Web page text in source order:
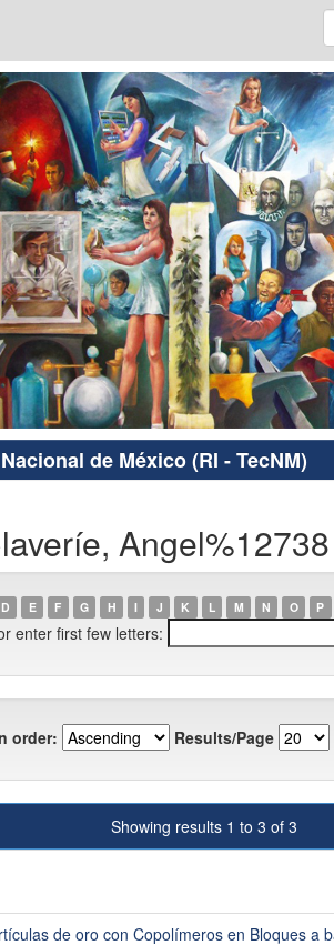
de México (RI - TecNM)
Angel%12738
D E F G H I J K L M N O P
enter first few letters:
order: Results/Page
Showing results 1 to 3 of 3
de oro con Copolímeros en Bloques a